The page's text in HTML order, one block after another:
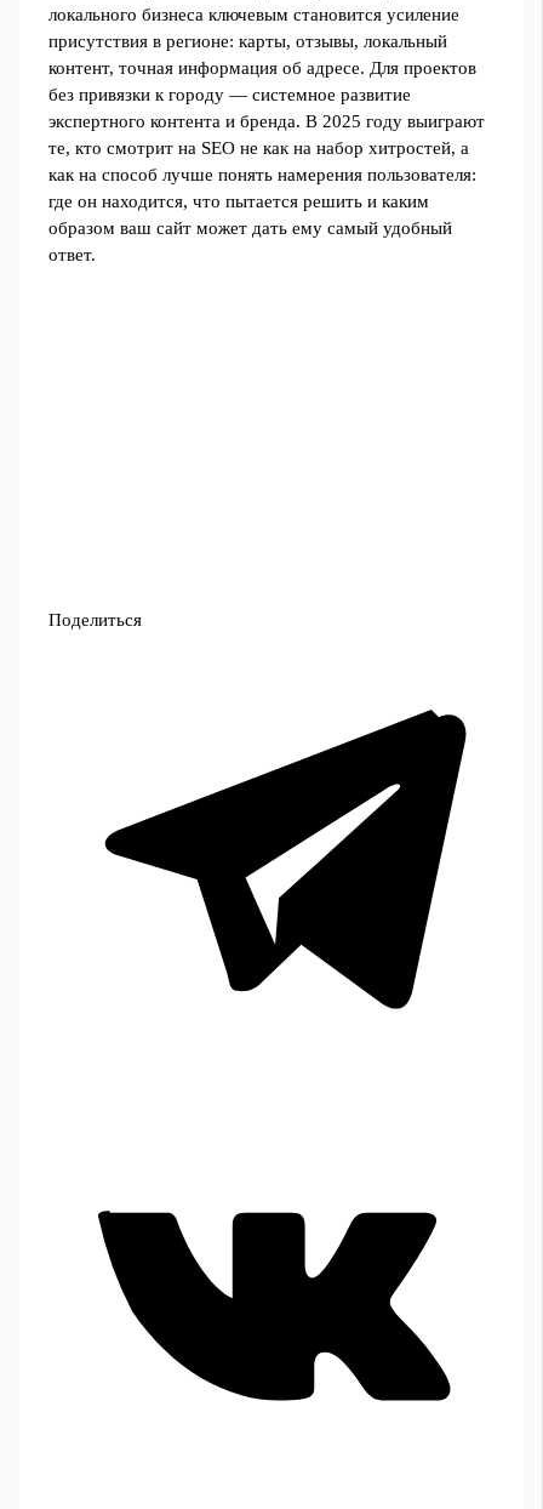
локального бизнеса ключевым становится усиление
присутствия в регионе: карты, отзывы, локальный
контент, точная информация об адресе. Для проектов
без привязки к городу — системное развитие
экспертного контента и бренда. В 2025 году выиграют
те, кто смотрит на SEO не как на набор хитростей, а
как на способ лучше понять намерения пользователя:
где он находится, что пытается решить и каким
образом ваш сайт может дать ему самый удобный
ответ.
Поделиться